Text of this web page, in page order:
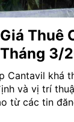
Thuê
3/
Cantavil khá
và vị trí
từ các tin